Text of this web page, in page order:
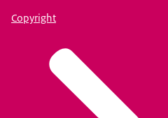
Copyright